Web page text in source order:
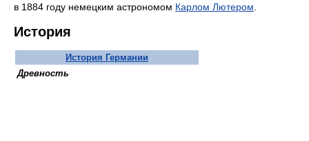
в 1884 году немецким астрономом Карлом Лютером
История
История Германии
Древность